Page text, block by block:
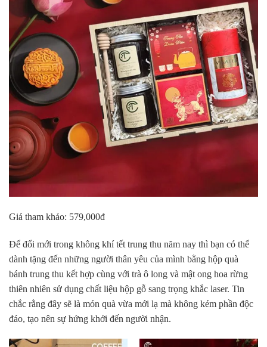
Giá tham khảo: 579,000đ
Để đổi mới trong không khí tết trung thu năm nay thì bạn có thể
dành tặng đến những người thân yêu của mình bằng hộp quà
bánh trung thu kết hợp cùng với trà ô long và mật ong hoa rừng
thiên nhiên sử dụng chất liệu hộp gỗ sang trọng khắc laser. Tin
chắc rằng đây sẽ là món quà vừa mới lạ mà không kém phần độc
đáo, tạo nên sự hứng khởi đến người nhận.